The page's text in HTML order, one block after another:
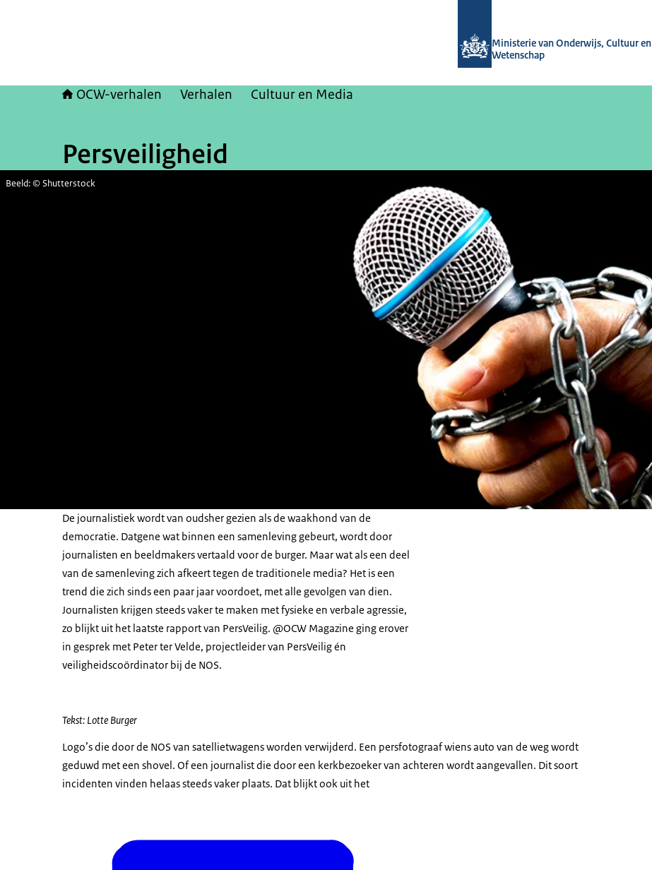
Ministerie van Onderwijs, Cultuur en
Wetenschap
OCW-verhalen Verhalen Cultuur en Media
Persveiligheid
Beeld: © Shutterstock
De journalistiek wordt van oudsher gezien als de waakhond van de
democratie. Datgene wat binnen een samenleving gebeurt, wordt door
journalisten en beeldmakers vertaald voor de burger. Maar wat als een deel
van de samenleving zich afkeert tegen de traditionele media? Het is een
trend die zich sinds een paar jaar voordoet, met alle gevolgen van dien.
Journalisten krijgen steeds vaker te maken met fysieke en verbale agressie,
zo blijkt uit het laatste rapport van PersVeilig. @OCW Magazine ging erover
in gesprek met Peter ter Velde, projectleider van PersVeilig én
veiligheidscoördinator bij de NOS.
Tekst: Lotte Burger
Logo’s die door de NOS van satellietwagens worden verwijderd. Een persfotograaf wiens auto van de weg wordt
geduwd met een shovel. Of een journalist die door een kerkbezoeker van achteren wordt aangevallen. Dit soort
incidenten vinden helaas steeds vaker plaats. Dat blijkt ook uit het